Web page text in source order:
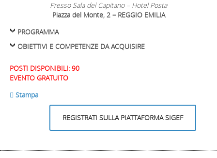
Presso Sala del Capitano – Hotel Posta
Piazza del Monte, 2 – REGGIO EMILIA
PROGRAMMA
OBIETTIVI E COMPETENZE DA ACQUISIRE
POSTI DISPONIBILI: 90
EVENTO GRATUITO
REGISTRATI SULLA PIATTAFORMA SIGEF
 Stampa